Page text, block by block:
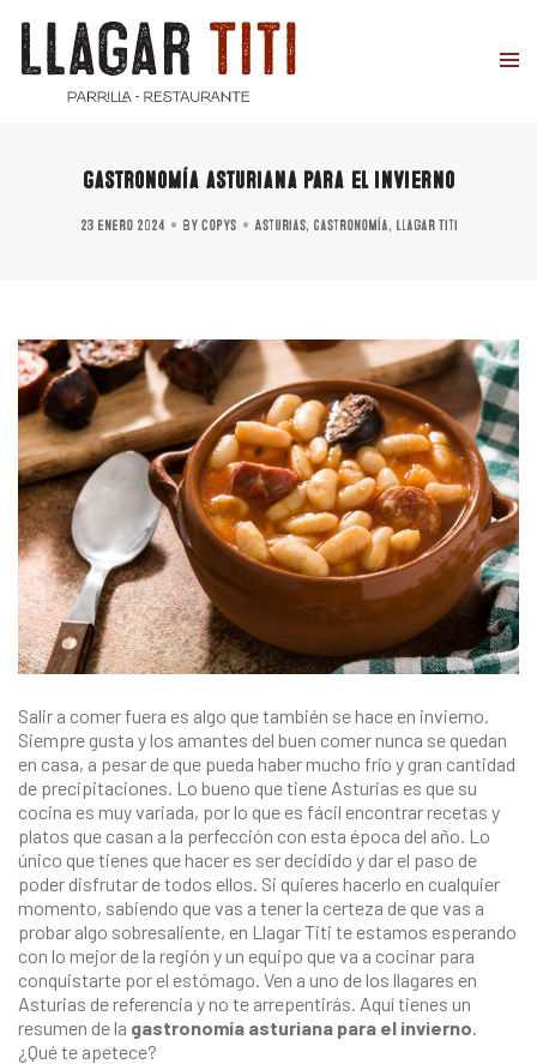
Gastronomía asturiana para el invierno
23 enero 2024 Bycopys Asturias, Gastronomía, Llagar Titi
Salir a comer fuera es algo que también se hace en invierno.
Siempre gusta y los amantes del buen comer nunca se quedan
en casa, a pesar de que pueda haber mucho frío y gran cantidad
de precipitaciones. Lo bueno que tiene Asturias es que su
cocina es muy variada, por lo que es fácil encontrar recetas y
platos que casan a la perfección con esta época del año. Lo
único que tienes que hacer es ser decidido y dar el paso de
poder disfrutar de todos ellos. Si quieres hacerlo en cualquier
momento, sabiendo que vas a tener la certeza de que vas a
probar algo sobresaliente, en Llagar Titi te estamos esperando
con lo mejor de la región y un equipo que va a cocinar para
conquistarte por el estómago. Ven a uno de los llagares en
Asturias de referencia y no te arrepentirás. Aquí tienes un
resumen de la gastronomía asturiana para el invierno
¿Qué te apetece?